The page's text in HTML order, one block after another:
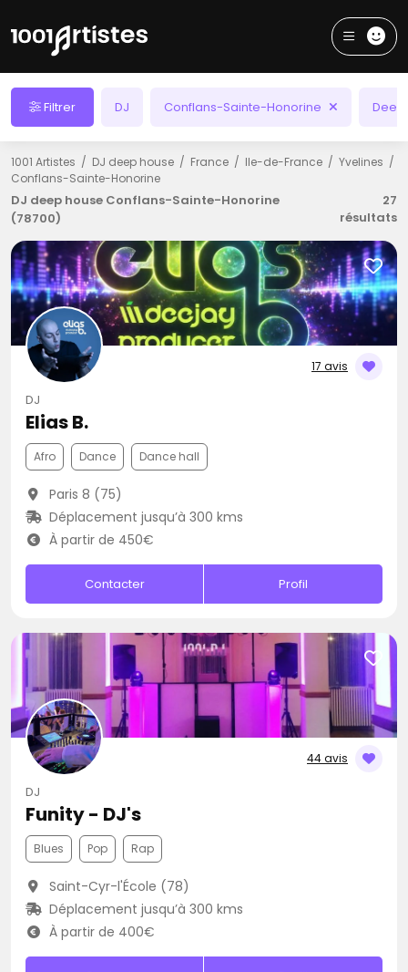
Filtrer DJ Conflans-Sainte-Honorine
1001 Artistes DJ deep house France Ile-de-France
Yvelines
Conflans-Sainte-Honorine
DJ deep house Conflans-Sainte-Honorine
(78700)
27
résultats
17 avis
DJ
Elias B.
Afro Dance Dance hall
Paris 8 (75)
Déplacement jusqu’à 300 kms
À partir de 450€
Contacter Profil
44 avis
DJ
Funity - DJ's
Blues Pop Rap
Saint-Cyr-l'École (78)
Déplacement jusqu’à 300 kms
À partir de 400€